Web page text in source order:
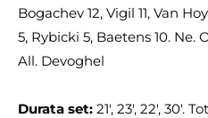
Bogachev 12, Vigil 11, Van
5, Rybicki 5, Baetens 10. Ne.
All. Devoghel
Durata set: 21′, 23′, 22′, 30′.